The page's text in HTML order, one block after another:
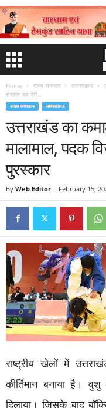
Home राज्य समाचार उत्तराखण्ड
सरकार अब देगी...
राज्य समाचार उत्तराखण्ड
उत्तराखंड का
मालामाल, पदक
पुरस्कार
By Web Editor - February 15,
राष्ट्रीय खेलों में
कीर्तिमान बनाया है।
दिलाया। जिसके बाद